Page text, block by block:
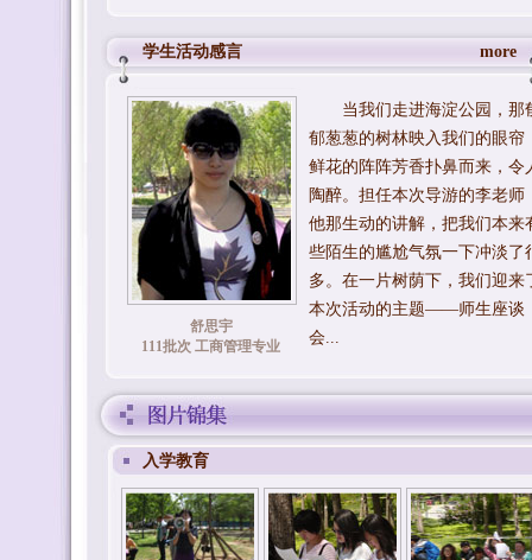
学生活动感言 more
舒思宇
111批次 工商管理专业
当我们走进海淀公园，那
郁葱葱的树林映入我们的眼帘
鲜花的阵阵芳香扑鼻而来，令
陶醉。担任本次导游的李老师
他那生动的讲解，把我们本来
些陌生的尴尬气氛一下冲淡了
多。在一片树荫下，我们迎来
本次活动的主题——师生座谈
会...
入学教育